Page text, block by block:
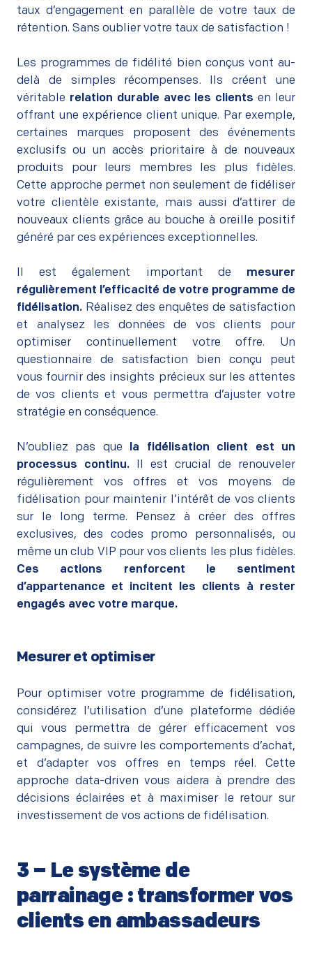
taux d’engagement en parallèle de votre taux de
rétention. Sans oublier votre taux de satisfaction !
Les programmes de fidélité bien conçus vont au-
delà de simples récompenses. Ils créent une
véritable relation durable avec les clients en leur
offrant une expérience client unique. Par exemple,
certaines marques proposent des événements
exclusifs ou un accès prioritaire à de nouveaux
produits pour leurs membres les plus fidèles.
Cette approche permet non seulement de fidéliser
votre clientèle existante, mais aussi d’attirer de
nouveaux clients grâce au bouche à oreille positif
généré par ces expériences exceptionnelles.
Il est également important de mesurer
régulièrement l’efficacité de votre programme de
fidélisation. Réalisez des enquêtes de satisfaction
et analysez les données de vos clients pour
optimiser continuellement votre offre. Un
questionnaire de satisfaction bien conçu peut
vous fournir des insights précieux sur les attentes
de vos clients et vous permettra d’ajuster votre
stratégie en conséquence.
N’oubliez pas que
la fidélisation client est un
processus continu. Il est crucial de renouveler
régulièrement vos offres et vos moyens de
fidélisation pour maintenir l’intérêt de vos clients
sur le long terme. Pensez à créer des offres
exclusives, des codes promo personnalisés, ou
même un club VIP pour vos clients les plus fidèles.
Ces actions renforcent le sentiment
d’appartenance et incitent les clients à rester
engagés avec votre marque.
Mesurer et optimiser
Pour optimiser votre programme de fidélisation,
considérez l’utilisation d’une plateforme dédiée
qui vous permettra de gérer efficacement vos
campagnes, de suivre les comportements d’achat,
et d’adapter vos offres en temps réel. Cette
approche data-driven vous aidera à prendre des
décisions éclairées et à maximiser le retour sur
investissement de vos actions de fidélisation.
3 – Le système de
parrainage : transformer vos
clients en ambassadeurs